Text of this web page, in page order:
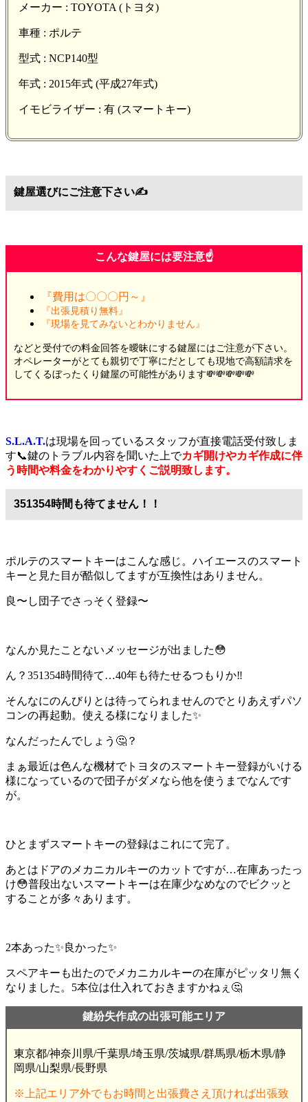
メーカー : TOYOTA (トヨタ)
車種 : ポルテ
型式 : NCP140型
年式 : 2015年式 (平成27年式)
イモビライザー : 有 (スマートキー)
鍵屋選びにご注意下さい✍️
こんな鍵屋には要注意☝️
『費用は〇〇〇円～』
『出張見積り無料』
『現場を見てみないとわかりません』
などと受付での料金回答を曖昧にする鍵屋にはご注意が下さい。
オペレーターがとても親切で丁寧にだとしても現地で高額請求を
してくるぼったくり鍵屋の可能性があります💸💸💸💸💸
S.L.A.T.は現場を回っているスタッフが直接電話受付致しま
す📞鍵のトラブル内容を聞いた上でカギ開けやカギ作成に伴
う時間や料金をわかりやすくご説明致します。
351354時間も待てません！！
ポルテのスマートキーはこんな感じ。ハイエースのスマート
キーと見た目が酷似してますが互換性はありません。
良〜し団子でさっそく登録〜
なんか見たことないメッセージが出ました😳
ん？351354時間待て…40年も待たせるつもりか‼️
そんなにのんびりとは待ってられませんのでとりあえずパソ
コンの再起動。使える様になりました✨
なんだったんでしょう🤔？
まぁ最近は色んな機材でトヨタのスマートキー登録がいける
様になっているので団子がダメなら他を使うまでなんです
が。
ひとまずスマートキーの登録はこれにて完了。
あとはドアのメカニカルキーのカットですが…在庫あったっ
け😳普段出ないスマートキーは在庫少なめなのでビクッと
することが多々あります。
2本あった✨良かった✨
スペアキーも出たのでメカニカルキーの在庫がピッタリ無く
なりました。5本位は仕入れておきますかねぇ🤔
鍵紛失作成の出張可能エリア
東京都/神奈川県/千葉県/埼玉県/茨城県/群馬県/栃木県/静
岡県/山梨県/長野県
※上記エリア外でもお時間と出張費さえ頂ければ出張致